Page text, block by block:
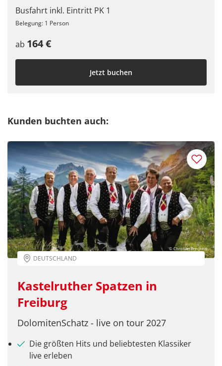
Teile diese Reise
Theater Stuttgart
Facebook
Twitter
Busfahrt inkl. Eintritt PK 1
Belegung: 1 Person
ab 164 €
Jetzt buchen
Kunden buchten auch:
© Christian Brecheis
DEUTSCHLAND
Kastelruther Spatzen in
Freiburg
DolomitenSchatz - live on tour 2027
Die größten Hits und beliebtesten Klassiker
live erleben